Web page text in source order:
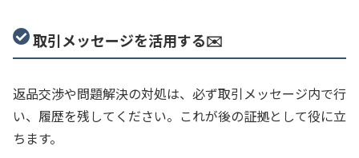
取引メッセージを活用する✉️
返品交渉や問題解決の対処は、必ず取引メッセージ内で行
い、履歴を残してください。これが後の証拠として役に立
ちます。